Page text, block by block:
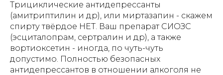
Трициклические антидепрессанты
(амитриптилин и др), или миртазапин - скажем
спирту твёрдое НЕТ. Ваш препарат СИОЗС
(эсциталопрам, сертралин и др), а также
вортиоксетин - иногда, по чуть-чуть
допустимо. Полностью безопасных
антидепрессантов в отношении алкоголя не